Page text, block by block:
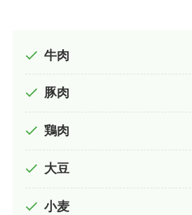
牛肉
豚肉
鶏肉
大豆
小麦